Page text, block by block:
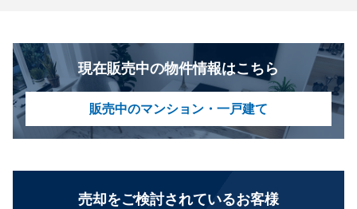
現在販売中の物件情報はこちら
販売中のマンション・一戸建て
売却をご検討されているお客様